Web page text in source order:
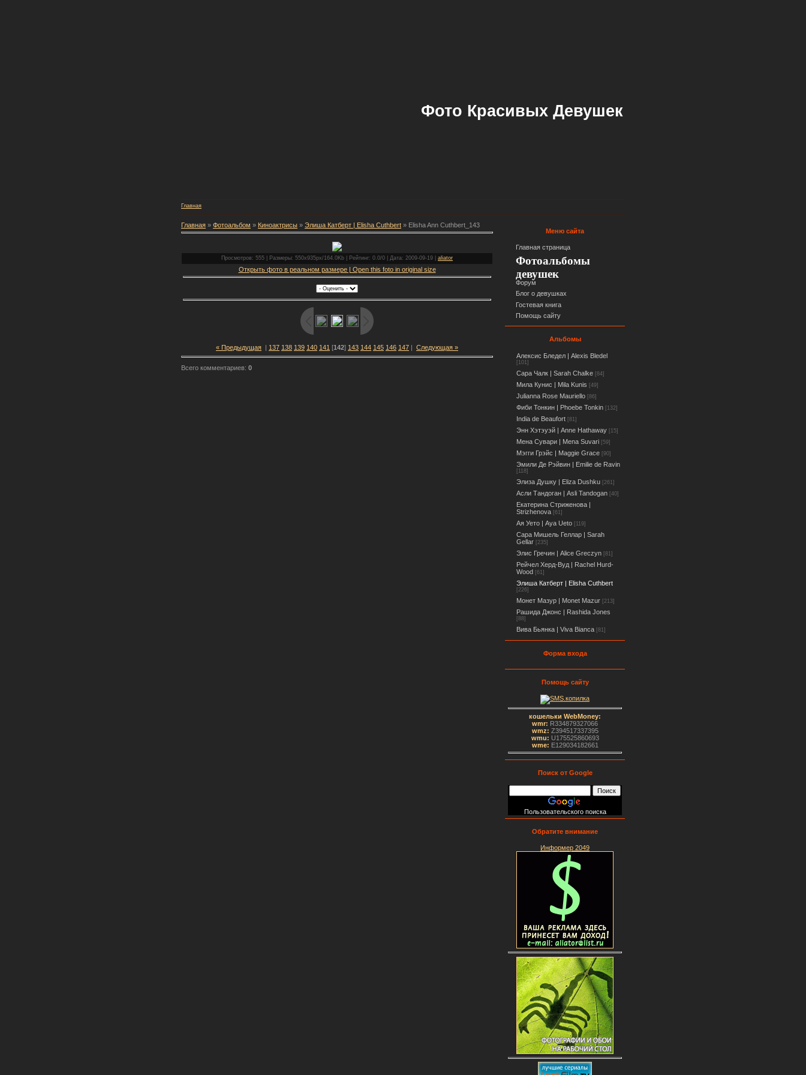
Фото Красивых Девушек
Главная
Главная » Фотоальбом » Киноактрисы » Элиша Катберт | Elisha Cuthbert » Elisha Ann Cuthbert_143
Просмотров: 555 | Размеры: 550x935px/164.0Kb | Рейтинг: 0.0/0 | Дата: 2009-09-19 | aliator
Открыть фото в реальном размере | Open this foto in original size
« Предыдущая | 137 138 139 140 141 [142] 143 144 145 146 147 | Следующая »
Всего комментариев: 0
Меню сайта
Главная страница
Фотоальбомы
девушек
Форум
Блог о девушках
Гостевая книга
Помощь сайту
Альбомы
Алексис Бледел | Alexis Bledel
[101]
Сара Чалк | Sarah Chalke [84]
Мила Кунис | Mila Kunis [49]
Julianna Rose Mauriello [86]
Фиби Тонкин | Phoebe Tonkin [132]
India de Beaufort [81]
Энн Хэтэуэй | Anne Hathaway [15]
Мена Сувари | Мena Suvari [59]
Мэгги Грэйс | Maggie Grace [90]
Эмили Де Рэйвин | Emilie de Ravin
[118]
Элиза Душку | Eliza Dushku [261]
Асли Тандоган | Asli Tandogan [40]
Екатерина Стриженова |
Strizhenova [61]
Ая Уето | Aya Ueto [119]
Сара Мишель Геллар | Sarah
Gellar [235]
Элис Гречин | Alice Greczyn [81]
Рейчел Херд-Вуд | Rachel Hurd-
Wood [61]
Элиша Катберт | Elisha Cuthbert
[226]
Монет Мазур | Monet Mazur [213]
Рашида Джонс | Rashida Jones
[88]
Вива Бьянка | Viva Bianca [81]
Форма входа
Помощь сайту
кошельки WebMoney:
wmr: R334879327066
wmz: Z394517337395
wmu: U175525860693
wme: E129034182661
Поиск от Google
Пользовательского поиска
Обратите внимание
Информер 2049